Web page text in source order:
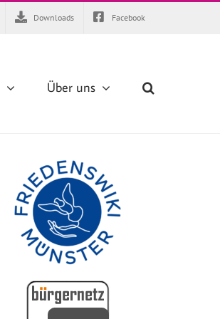
Downloads Facebook
Über uns